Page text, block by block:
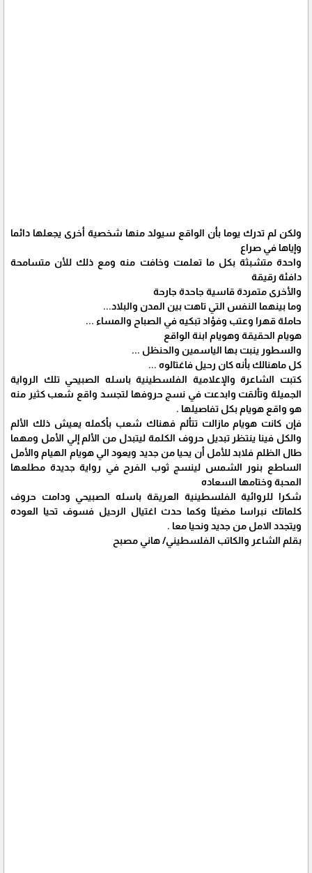
ولكن لم تدرك يوما بأن الواقع سيولد منها شخصية أخرى يجعلها دائما
وإياها في صراع
واحدة متشبثة بكل ما تعلمت وخافت منه ومع ذلك للأن متسامحة
دافئة رقيقة
والأخرى متمردة قاسية جاحدة جارحة
وما بينهما النفس التي تاهت بين المدن والبلاد...
حاملة قهرا وعتب وفؤاد تبكيه في الصباح والمساء ...
هويام الحقيقة وهويام ابنة الواقع
والسطور ينبت بها الياسمين والحنظل ...
كل ماهنالك بأنه كان رحيل فاغتالوه ...
كتبت الشاعرة والإعلامية الفلسطينية باسله الصبيحي تلك الرواية
الجميلة وتألقت وابدعت في نسج حروفها لتجسد واقع شعب كثير منه
هو واقع هويام بكل تفاصيلها .
فإن كانت هويام مازالت تتألم فهناك شعب بأكمله يعيش ذلك الألم
والكل فينا ينتظر تبديل حروف الكلمة ليتبدل من الألم إلي الأمل ومهما
طال الظلم فلابد للأمل أن يحيا من جديد ويعود الي هويام الهيام والأمل
الساطع بنور الشمس لينسج ثوب الفرح في رواية جديدة مطلعها
المحبة وختامها السعاده
شكرا للروائية الفلسطينية العريقة باسله الصبيحي ودامت حروف
كلماتك نبراسا مضيئا وكما حدث اغتيال الرحيل فسوف تحيا العوده
ويتجدد الامل من جديد ونحيا معا .
بقلم الشاعر والكاتب الفلسطيني/ هاني مصبح